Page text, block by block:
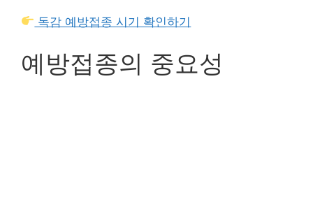
독감 예방접종 시기 확인하기
예방접종의 중요성